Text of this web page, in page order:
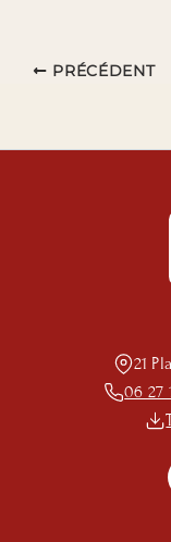
PRÉCÉDENT
21
06 27